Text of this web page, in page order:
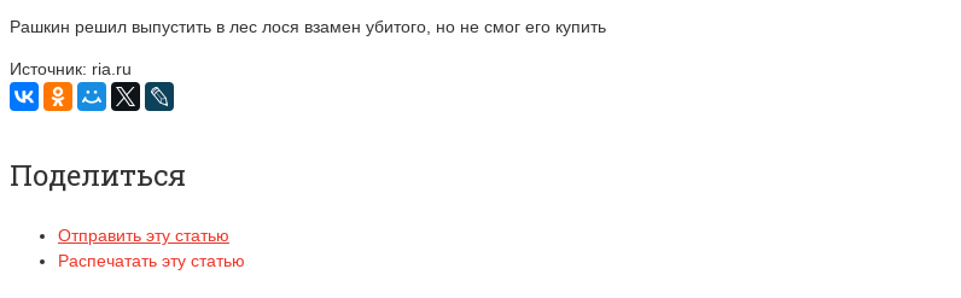
Рашкин решил выпустить в лес лося взамен убитого, но не смог его купить
Источник: ria.ru
Поделиться
Отправить эту статью
Распечатать эту статью